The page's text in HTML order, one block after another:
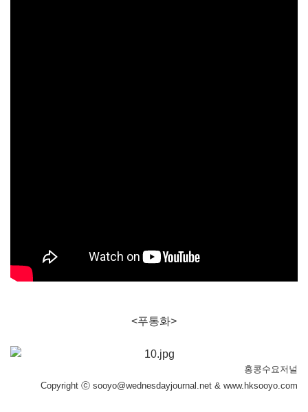
<푸통화>
홍콩수요저널
Copyright ⓒ sooyo@wednesdayjournal.net & www.hksooyo.com